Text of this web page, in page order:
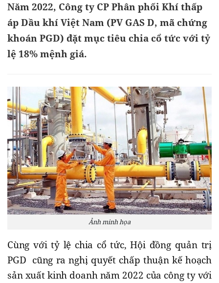
Năm 2022, Công ty CP Phân phối Khí thấp
áp Dầu khí Việt Nam (PV GAS D, mã chứng
khoán PGD) đặt mục tiêu chia cổ tức với tỷ
lệ 18% mệnh giá.
Ảnh minh họa
Cùng với tỷ lệ chia cổ tức, Hội đồng quản trị
PGD cũng ra nghị quyết chấp thuận kế hoạch
sản xuất kinh doanh năm 2022 của công ty với